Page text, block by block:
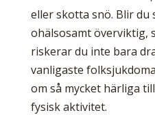
eller skotta snö. Blir du
ohälsosamt överviktig,
riskerar du inte bara
vanligaste
om så mycket härliga
fysisk aktivitet.